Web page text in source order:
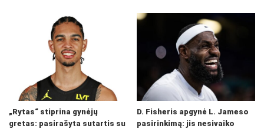
„Rytas“ stiprina gynėjų
gretas: pasirašyta sutartis su
D. Fisheris apgynė L. Jameso
pasirinkimą: jis nesivaiko